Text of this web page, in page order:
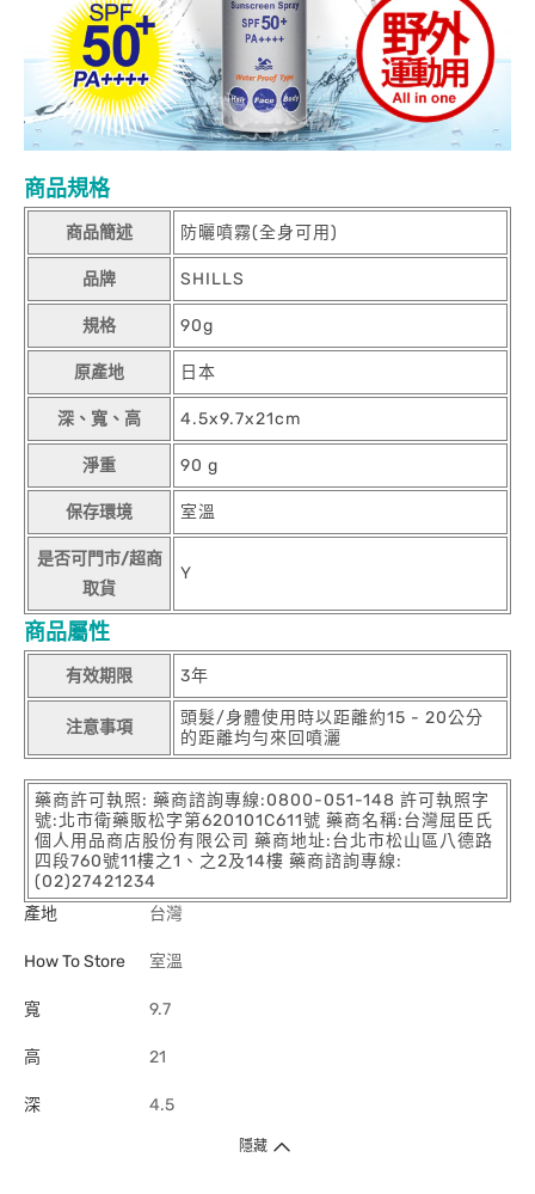
商品規格
商品簡述 防曬噴霧(全身可用)
品牌 SHILLS
規格 90g
原產地 日本
深、寬、高 4.5x9.7x21cm
淨重 90 g
保存環境 室溫
是否可門市/超商
取貨
Y
商品屬性
有效期限 3年
注意事項
頭髮/身體使用時以距離約15 - 20公分
的距離均勻來回噴灑
藥商許可執照: 藥商諮詢專線:0800-051-148 許可執照字
號:北市衛藥販松字第620101C611號 藥商名稱:台灣屈臣氏
個人用品商店股份有限公司 藥商地址:台北市松山區八德路
四段760號11樓之1、之2及14樓 藥商諮詢專線:
(02)27421234
產地
台灣
How To Store 室溫
寬 9.7
高 21
深 4.5
隱藏